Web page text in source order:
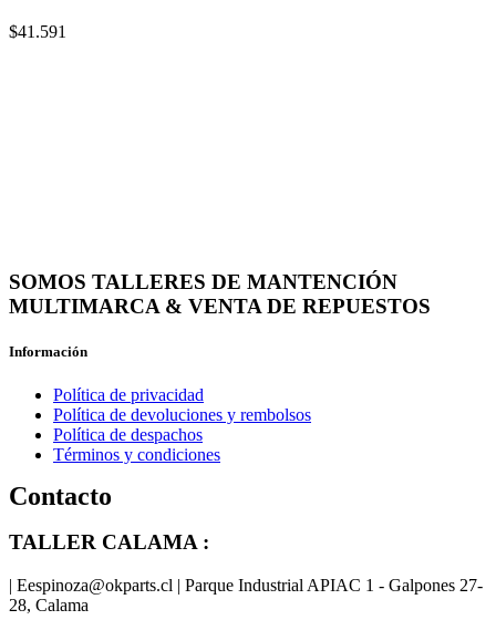
$41.591
SOMOS TALLERES DE MANTENCIÓN
MULTIMARCA & VENTA DE REPUESTOS
Información
Política de privacidad
Política de devoluciones y rembolsos
Política de despachos
Términos y condiciones
Contacto
TALLER CALAMA :
| Eespinoza@okparts.cl | Parque Industrial APIAC 1 - Galpones 27-
28, Calama